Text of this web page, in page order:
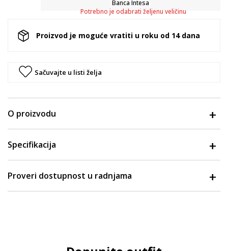
Banca Intesa
Potrebno je odabrati željenu veličinu
Proizvod je moguće vratiti u roku od 14 dana
Sačuvajte u listi želja
O proizvodu
Specifikacija
Proveri dostupnost u radnjama